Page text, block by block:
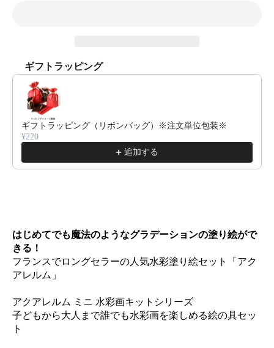
ギフトラッピング
Use the Previous and Next buttons to navigate through product
ギフトラッピング（リボンバッグ）※注文単位包装※
¥220
追加する
はじめてでも魔法のようなグラデーションの塗り絵がで
きる！
フランスでロングセラーの人気水彩塗り絵セット「アク
アレルム」
アクアレルム ミニ 水彩画キットシリーズ
子どもから大人まで誰でも水彩画を楽しめる絵の具セッ
ト